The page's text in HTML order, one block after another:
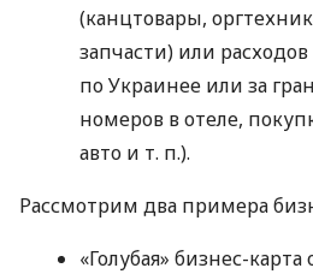
(канцтовары,
запчасти) или
по Украинее или за
номеров в отеле,
авто и т. п.).
Рассмотрим два примера
«Голубая» бизнес-